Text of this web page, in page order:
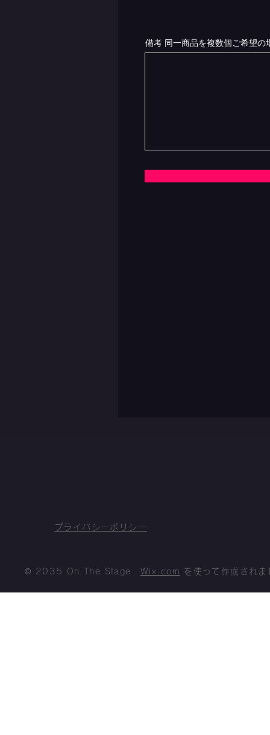
備考 同一商品を複数個ご希望
プライバシーポリシー
© 2035 On The Stage Wix.com を使って作成されま